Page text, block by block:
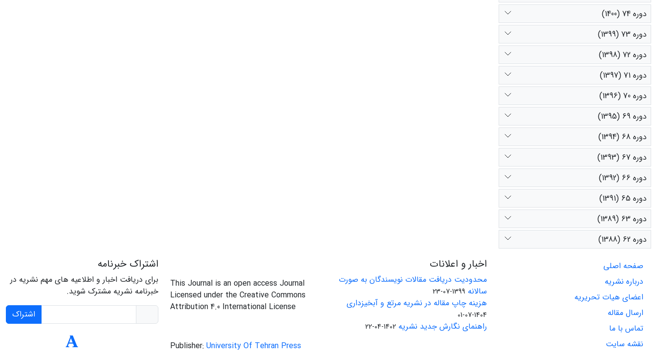
دوره 74 (1400)
دوره 73 (1399)
دوره 72 (1398)
دوره 71 (1397)
دوره 70 (1396)
دوره 69 (1395)
دوره 68 (1394)
دوره 67 (1393)
دوره 66 (1392)
دوره 65 (1391)
دوره 63 (1389)
دوره 62 (1388)
صفحه اصلی
درباره نشریه
اعضای هیات تحریریه
ارسال مقاله
تماس با ما
نقشه سایت
اخبار و اعلانات
محدودیت دریافت مقالات نویسندگان به صورت
سالانه 1399-07-23
هزینه چاپ مقاله در نشریه مرتع و آبخیزداری
1404-07-01
راهنمای نگارش جدید نشریه 1402-04-22
This Journal is an open access Journal
Licensed under the Creative Commons
Attribution 4.0 International License
Publisher: University Of Tehran Press
اشتراک خبرنامه
برای دریافت اخبار و اطلاعیه های مهم نشریه در
خبرنامه نشریه مشترک شوید.
اشتراک